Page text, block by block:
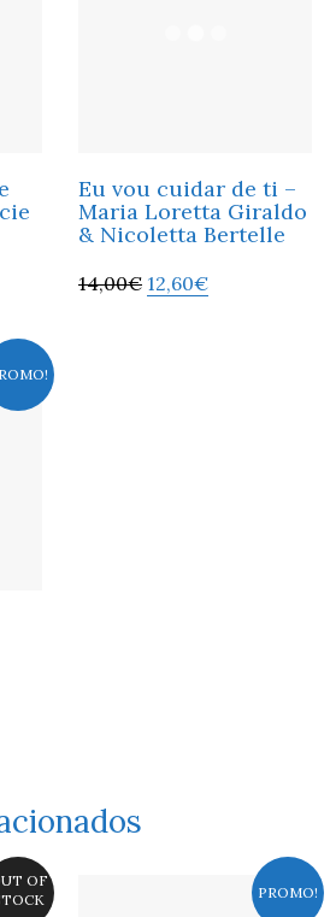
Eu vou cuidar de ti –
Maria Loretta Giraldo
& Nicoletta Bertelle
14,00€ 12,60€
OF
PROMO!